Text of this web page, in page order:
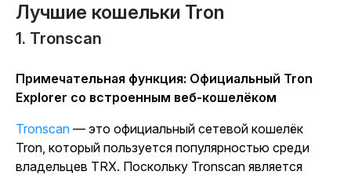
Лучшие кошельки Tron
1. Tronscan
Примечательная функция: Официальный Tron
Explorer со встроенным веб-кошелёком
Tronscan — это официальный сетевой кошелёк
Tron, который пользуется популярностью среди
владельцев TRX. Поскольку Tronscan является